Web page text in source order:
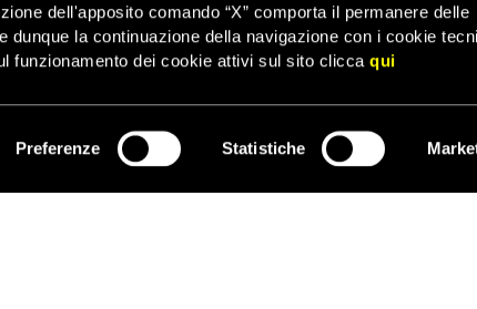
dell'apposito comando “X” comporta il permanere delle
dunque la continuazione della navigazione con i cookie
funzionamento dei cookie attivi sul sito cliccaqui
Preferenze Statistiche
paese nel modo che vediamo oggi.
ricordare Emmanuel significa attivarsi e proteggere tutte
Marche,Giusi Nicolini ex sindaca di Lampedusa, Andrea
Responsabile Politiche Immigrazione CGIL Nazionale
Metzarmatore sociale.
ISCRIVITI